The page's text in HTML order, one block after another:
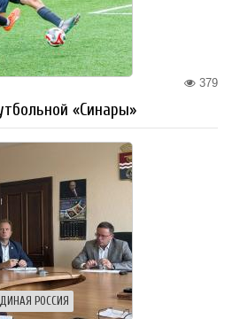
379
«Синары»
РОССИЯ